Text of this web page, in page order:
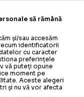
să rămână
și/sau accesăm
identificatorii
cu caracter
preferințele
vă puteți opune
moment pe
Aceste alegeri
și nu vă vor afecta